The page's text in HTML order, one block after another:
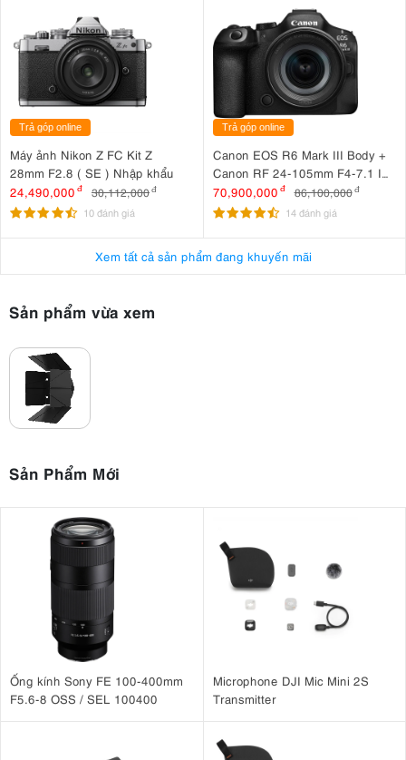
Trả góp online
Máy ảnh Nikon Z FC Kit Z
28mm F2.8 ( SE ) Nhập khẩu
24,490,000 đ 30,112,000đ
10 đánh giá
Trả góp online
Canon EOS R6 Mark III Body +
Canon RF 24-105mm F4-7.1 IS
STM
70,900,000 đ 86,100,000 đ
14 đánh giá
Xem tất cả sản phẩm đang khuyến mãi
Sản phẩm vừa xem
Sản Phẩm Mới
Ống kính Sony FE 100-400mm
F5.6-8 OSS / SEL 100400
Microphone DJI Mic Mini 2S
Transmitter